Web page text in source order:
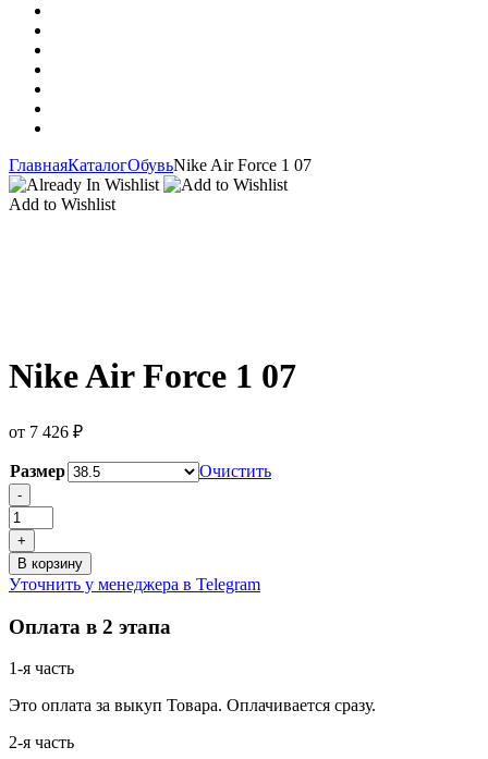
ГлавнаяКаталогОбувьNike Air Force 1 07
Add to Wishlist
Nike Air Force 1 07
от 7 426 ₽
Размер
Очистить
Количество
товара
Nike
Air
Force
1
-
+
В корзину
Уточнить у менеджера в Telegram
Оплата в 2 этапа
1-я часть
Это оплата за выкуп Товара. Оплачивается сразу.
2-я часть